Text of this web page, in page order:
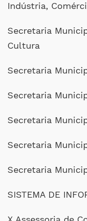
Indústria,
Secretaria
Cultura
Secretaria
Secretaria
Secretaria
Secretaria
Secretaria
SISTEMA DE